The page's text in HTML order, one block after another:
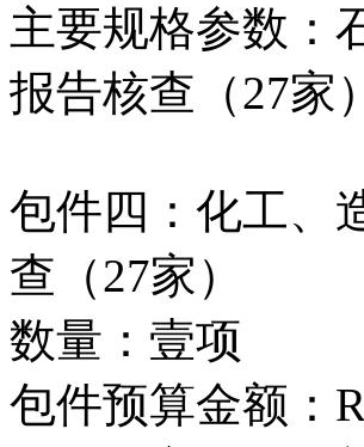
主要规格参数：
报告核查（27家
包件四：化工、
查（27家）
数量：壹项
包件预算金额：